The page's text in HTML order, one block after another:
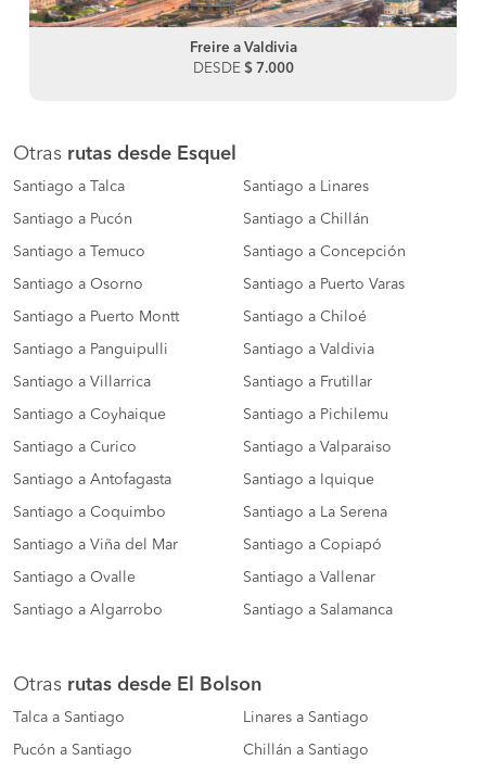
Freire a Valdivia
DESDE $ 7.000
Otras rutas desde Esquel
Santiago a Talca Santiago a Linares
Santiago a Pucón Santiago a Chillán
Santiago a Temuco Santiago a Concepción
Santiago a Osorno Santiago a Puerto Varas
Santiago a Puerto Montt Santiago a Chiloé
Santiago a Panguipulli Santiago a Valdivia
Santiago a Villarrica Santiago a Frutillar
Santiago a Coyhaique Santiago a Pichilemu
Santiago a Curico Santiago a Valparaiso
Santiago a Antofagasta Santiago a Iquique
Santiago a Coquimbo Santiago a La Serena
Santiago a Viña del Mar Santiago a Copiapó
Santiago a Ovalle Santiago a Vallenar
Santiago a Algarrobo Santiago a Salamanca
Otras rutas desde El Bolson
Talca a Santiago Linares a Santiago
Pucón a Santiago Chillán a Santiago